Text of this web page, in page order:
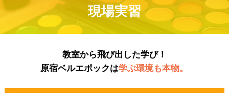
現場実習
教室から飛び出した学び！
原宿ベルエポックは学ぶ環境も本物。